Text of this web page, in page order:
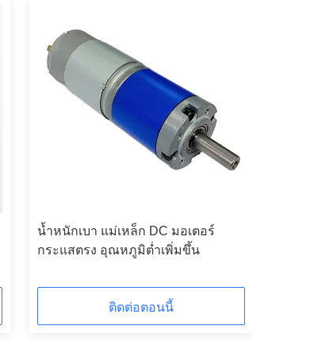
น้ำหนักเบา แม่เหล็ก DC มอเตอร์
กระแสตรง อุณหภูมิต่ำเพิ่มขึ้น
ติดต่อตอนนี้